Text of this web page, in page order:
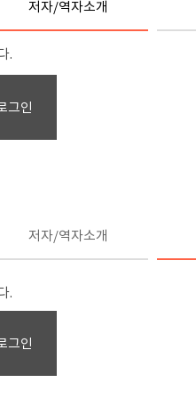
저자/역자소개
.
그인
저자/역자소개
.
그인